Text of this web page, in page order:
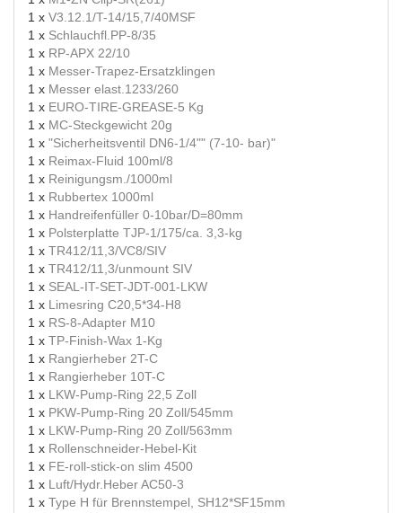
1 x V3.12.1/T-14/15,7/40MSF
1 x Schlauchfl.PP-8/35
1 x RP-APX 22/10
1 x Messer-Trapez-Ersatzklingen
1 x Messer elast.1233/260
1 x EURO-TIRE-GREASE-5 Kg
1 x MC-Steckgewicht 20g
1 x "Sicherheitsventil DN6-1/4"" (7-10- bar)"
1 x Reimax-Fluid 100ml/8
1 x Reinigungsm./1000ml
1 x Rubbertex 1000ml
1 x Handreifenfüller 0-10bar/D=80mm
1 x Polsterplatte TJP-1/175/ca. 3,3-kg
1 x TR412/11,3/VC8/SIV
1 x TR412/11,3/unmount SIV
1 x SEAL-IT-SET-JDT-001-LKW
1 x Limesring C20,5*34-H8
1 x RS-8-Adapter M10
1 x TP-Finish-Wax 1-Kg
1 x Rangierheber 2T-C
1 x Rangierheber 10T-C
1 x LKW-Pump-Ring 22,5 Zoll
1 x PKW-Pump-Ring 20 Zoll/545mm
1 x LKW-Pump-Ring 20 Zoll/563mm
1 x Rollenschneider-Hebel-Kit
1 x FE-roll-stick-on slim 4500
1 x Luft/Hydr.Heber AC50-3
1 x Type H für Brennstempel, SH12*SF15mm